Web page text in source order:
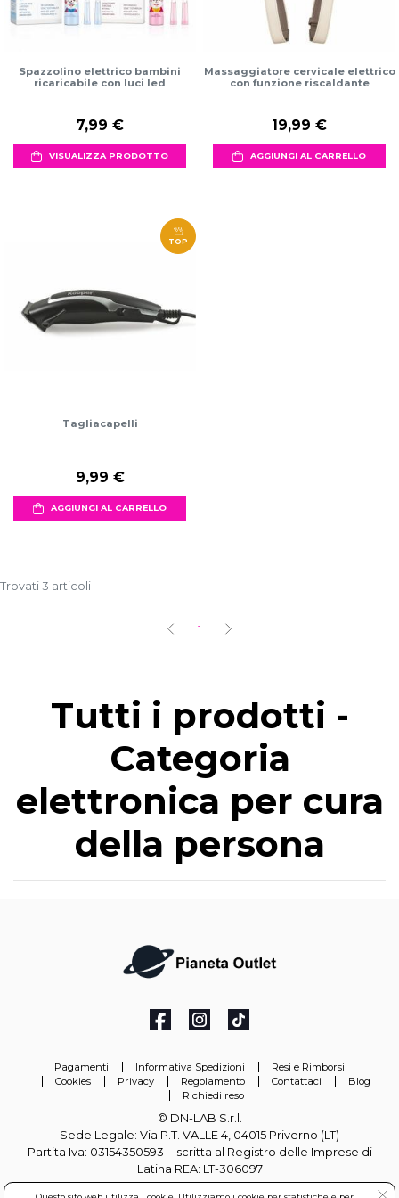
Spazzolino elettrico bambini
ricaricabile con luci led
7,99 €
VISUALIZZA PRODOTTO
Massaggiatore cervicale elettrico
con funzione riscaldante
19,99 €
AGGIUNGI AL CARRELLO
TOP
Tagliacapelli
9,99 €
AGGIUNGI AL CARRELLO
Trovati 3 articoli
1
Tutti i prodotti -
Categoria
elettronica per cura
della persona
Pagamenti Informativa Spedizioni
Resi e Rimborsi
Cookies
Privacy Regolamento Contattaci
Blog
Richiedi reso
© DN-LAB S.r.l.
Sede Legale: Via P.T. VALLE 4, 04015 Priverno (LT)
Partita Iva: 03154350593 - Iscritta al Registro delle Imprese di
Latina REA: LT-306097